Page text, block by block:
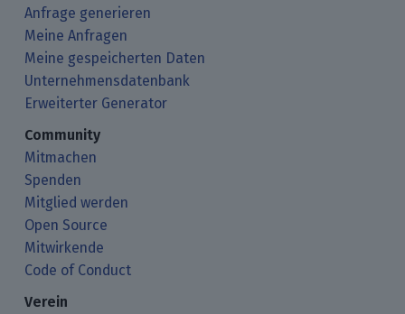
Anfrage generieren
Meine Anfragen
Meine gespeicherten Daten
Unternehmensdatenbank
Erweiterter Generator
Community
Mitmachen
Spenden
Mitglied werden
Open Source
Mitwirkende
Code of Conduct
Verein